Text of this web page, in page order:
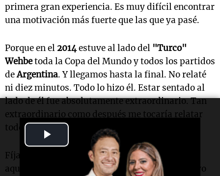
Video
primera gran experiencia. Es muy difícil encontrar
una motivación más fuerte que las que ya pasé.
Porque en el 2014estuve al lado del "Turco"
Wehbetoda la Copa del Mundo y todos los partidos
deArgentina. Y llegamos hasta la final. No relaté
ni diez minutos. Todo lo hizo él. Estar sentado al
lado de él fue absolutamente extraordinario. Tan
extraordinario como después me tocaría relatar
todo el Mundial y ser campeón del mundo.
Fíjate que no marco diferencias emotivas entre
aquel
al lado del"Turco"que relatando yo